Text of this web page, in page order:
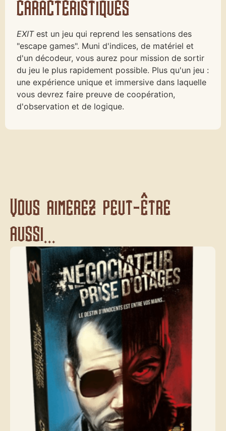
caractéristiques
EXITest un jeu qui reprend les sensations des
"escape games". Muni d'indices, de matériel et
d'un décodeur, vous aurez pour mission de sortir
du jeu le plus rapidement possible. Plus qu'un jeu :
une expérience unique et immersive dans laquelle
vous devrez faire preuve de coopération,
d'observation et de logique.
Vous aimerez peut-être
aussi...